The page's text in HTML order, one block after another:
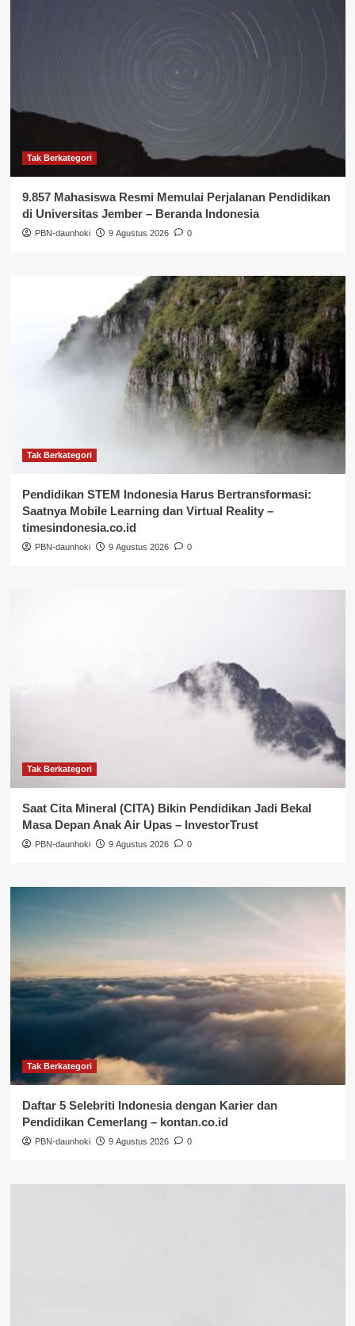
Tak Berkategori
9.857 Mahasiswa Resmi Memulai Perjalanan Pendidikan
di Universitas Jember – Beranda Indonesia
PBN-daunhoki 9 Agustus 2026 0
Tak Berkategori
Pendidikan STEM Indonesia Harus Bertransformasi:
Saatnya Mobile Learning dan Virtual Reality –
timesindonesia.co.id
PBN-daunhoki 9 Agustus 2026 0
Tak Berkategori
Saat Cita Mineral (CITA) Bikin Pendidikan Jadi Bekal
Masa Depan Anak Air Upas – InvestorTrust
PBN-daunhoki 9 Agustus 2026 0
Tak Berkategori
Daftar 5 Selebriti Indonesia dengan Karier dan
Pendidikan Cemerlang – kontan.co.id
PBN-daunhoki 9 Agustus 2026 0